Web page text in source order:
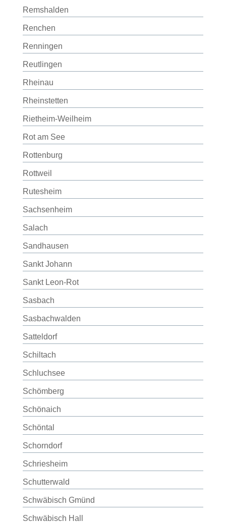
Remshalden
Renchen
Renningen
Reutlingen
Rheinau
Rheinstetten
Rietheim-Weilheim
Rot am See
Rottenburg
Rottweil
Rutesheim
Sachsenheim
Salach
Sandhausen
Sankt Johann
Sankt Leon-Rot
Sasbach
Sasbachwalden
Satteldorf
Schiltach
Schluchsee
Schömberg
Schönaich
Schöntal
Schorndorf
Schriesheim
Schutterwald
Schwäbisch Gmünd
Schwäbisch Hall